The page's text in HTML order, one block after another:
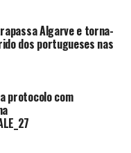
Algarve e torna-
dos portugueses nas
protocolo com